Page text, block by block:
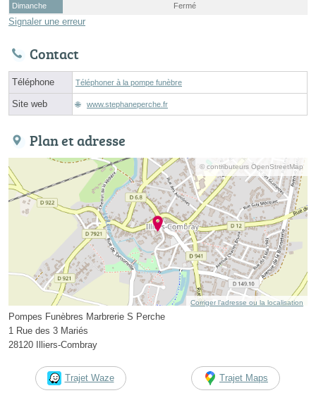
Dimanche
Fermé
Signaler une erreur
Contact
Téléphone Téléphoner à la pompe funèbre
Site web www.stephaneperche.fr
Plan et adresse
© contributeurs OpenStreetMap
Corriger l’adresse ou la localisation
Pompes Funèbres Marbrerie S Perche
1 Rue des 3 Mariés
28120 Illiers-Combray
Trajet Waze Trajet Maps